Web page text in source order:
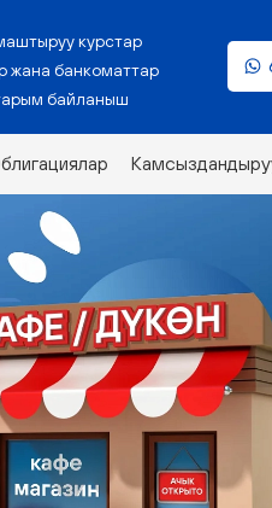
курстар
жана банкоматтар
байланыш